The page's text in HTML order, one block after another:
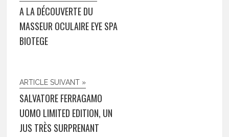
A LA DÉCOUVERTE DU
MASSEUR OCULAIRE EYE SPA
BIOTEGE
ARTICLE SUIVANT »
SALVATORE FERRAGAMO
UOMO LIMITED EDITION, UN
JUS TRÈS SURPRENANT